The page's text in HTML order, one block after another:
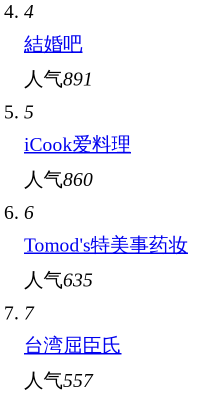
4
結婚吧
人气891
5
iCook爱料理
人气860
6
Tomod's特美事药妆
人气635
7
台湾屈臣氏
人气557